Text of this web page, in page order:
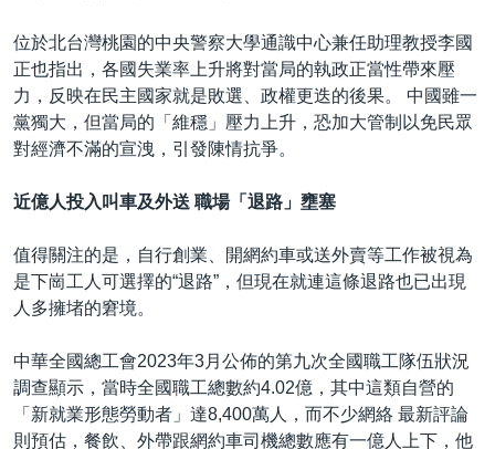
位於北台灣桃園的中央警察大學通識中心兼任助理教授李國
正也指出，各國失業率上升將對當局的執政正當性帶來壓
力，反映在民主國家就是敗選、政權更迭的後果。 中國雖一
黨獨大，但當局的「維穩」壓力上升，恐加大管制以免民眾
對經濟不滿的宣洩，引發陳情抗爭。
近億人投入叫車及外送 職場「退路」壅塞
值得關注的是，自行創業、開網約車或送外賣等工作被視為
是下崗工人可選擇的“退路”，但現在就連這條退路也已出現
人多擁堵的窘境。
中華全國總工會2023年3月公佈的第九次全國職工隊伍狀況
調查顯示，當時全國職工總數約4.02億，其中這類自營的
「新就業形態勞動者」達8,400萬人，而不少網絡 最新評論
則預估，餐飲、外帶跟網約車司機總數應有一億人上下，他